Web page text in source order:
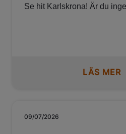
Se hit Karlskrona! Är du ingenjör
just nu vårt nätverk av
med dig.
LÄS MER
09/07/2026